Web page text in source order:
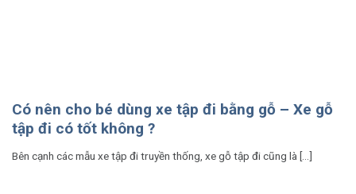
Có nên cho bé dùng xe tập đi bằng gỗ – Xe gỗ
tập đi có tốt không ?
Bên cạnh các mẫu xe tập đi truyền thống, xe gỗ tập đi cũng là [...]